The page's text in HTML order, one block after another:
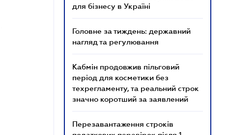
для бізнесу в Україні
Головне за тиждень: державний
нагляд та регулювання
Кабмін продовжив пільговий
період для косметики без
техрегламенту, та реальний строк
значно коротший за заявлений
Перезавантаження строків